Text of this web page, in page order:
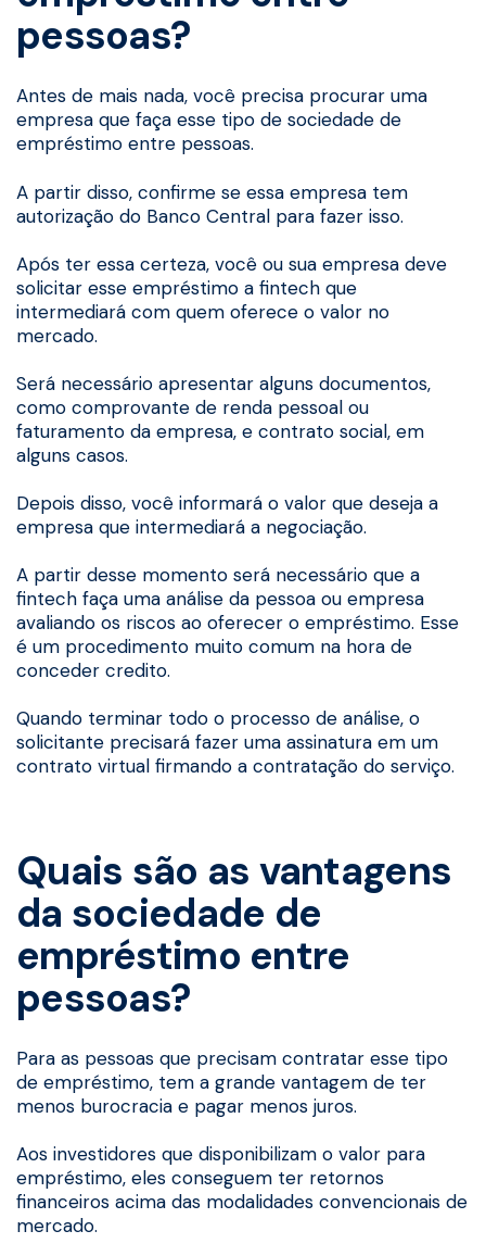
pessoas?
Antes de mais nada, você precisa procurar uma
empresa que faça esse tipo de sociedade de
empréstimo entre pessoas.
A partir disso, confirme se essa empresa tem
autorização do Banco Central para fazer isso.
Após ter essa certeza, você ou sua empresa deve
solicitar esse empréstimo a fintech que
intermediará com quem oferece o valor no
mercado.
Será necessário apresentar alguns documentos,
como comprovante de renda pessoal ou
faturamento da empresa, e contrato social, em
alguns casos.
Depois disso, você informará o valor que deseja a
empresa que intermediará a negociação.
A partir desse momento será necessário que a
fintech faça uma análise da pessoa ou empresa
avaliando os riscos ao oferecer o empréstimo. Esse
é um procedimento muito comum na hora de
conceder credito.
Quando terminar todo o processo de análise, o
solicitante precisará fazer uma assinatura em um
contrato virtual firmando a contratação do serviço.
Quais são as vantagens
da sociedade de
empréstimo entre
pessoas?
Para as pessoas que precisam contratar esse tipo
de empréstimo, tem a grande vantagem de ter
menos burocracia e pagar menos juros.
Aos investidores que disponibilizam o valor para
empréstimo, eles conseguem ter retornos
financeiros acima das modalidades convencionais de
mercado.